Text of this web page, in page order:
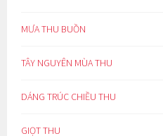
MƯA THU BUỒN
TÂY NGUYÊN MÙA THU
DÁNG TRÚC CHIỀU THU
GIỌT THU